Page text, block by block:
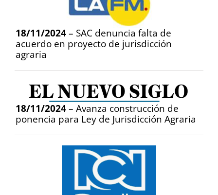
18/11/2024 – SAC denuncia falta de
acuerdo en proyecto de jurisdicción
agraria
18/11/2024 – Avanza construcción de
ponencia para Ley de Jurisdicción Agraria